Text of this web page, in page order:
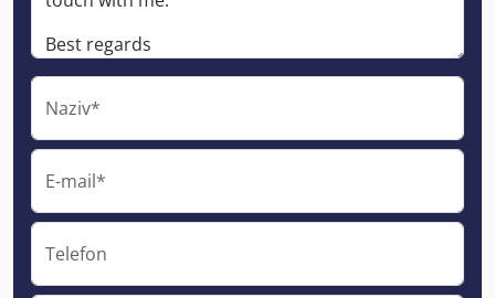
Naziv*
E-mail*
Telefon